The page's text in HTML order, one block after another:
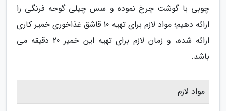
چوبی با گوشت چرخ نموده و سس چیلی گوجه فرنگی را
ارائه دهیم؛ مواد لازم برای تهیه 10 قاشق غذاخوری خمیر کاری
ارائه شده، و زمان لازم برای تهیه این خمیر 20 دقیقه می
باشد.
مواد لازم